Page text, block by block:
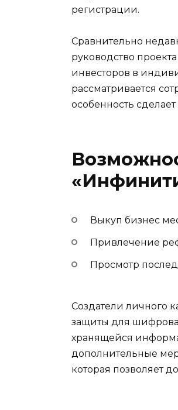
регистрации.
Сравнительно
руководство
инвесторов в
рассматривается
особенность
Выкуп бизнес
Привлечение
Просмотр
Создатели личного
защиты для
хранящейся
дополнительные
которая позволяет